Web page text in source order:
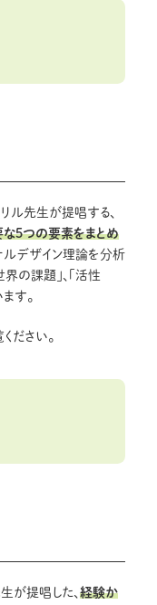
ル先生が提唱する、
5つの要素をまとめ
ルデザイン理論を分析
の課題」、「活性
ます。
ださい。
が提唱した、 経験か